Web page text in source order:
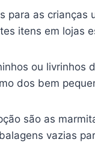
para as
itens em lojas
ou livrinhos
dos bem
são as
vazias